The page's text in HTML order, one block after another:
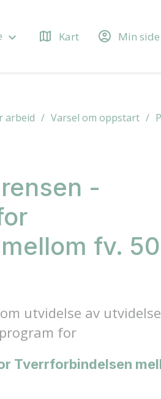
keyboard_arrow_down map Kart account_circle Min side
arbeid Varsel om oppstart
-
fv.
utvidelse av
for
Tverrforbindelsen